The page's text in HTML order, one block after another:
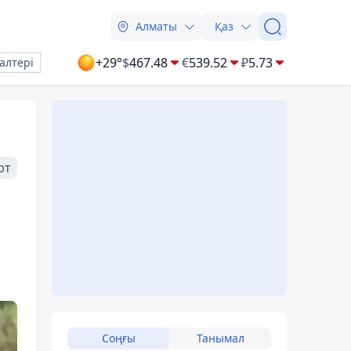
Алматы Қаз
+29°$467.48 €539.52 ₽5.73
Соңғы Танымал